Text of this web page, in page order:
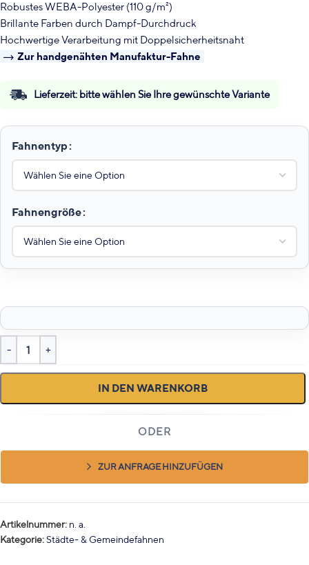
Robustes WEBA-Polyester (110 g/m²)
Brillante Farben durch Dampf-Durchdruck
Hochwertige Verarbeitung mit Doppelsicherheitsnaht
Zur handgenähten Manufaktur-Fahne
Lieferzeit: bitte wählen Sie Ihre gewünschte Variante
Fahnentyp
Fahnengröße
IN DEN WARENKORB
ZUR ANFRAGE HINZUFÜGEN
Artikelnummer: n. a.
Kategorie:Städte- & Gemeindefahnen